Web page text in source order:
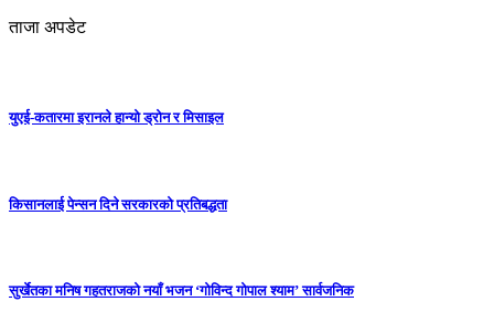
ताजा अपडेट
युएई-कतारमा इरानले हान्यो ड्रोन र मिसाइल
किसानलाई पेन्सन दिने सरकारको प्रतिबद्धता
सुर्खेतका मनिष गहतराजको नयाँ भजन ‘गोविन्द गोपाल श्याम’ सार्वजनिक